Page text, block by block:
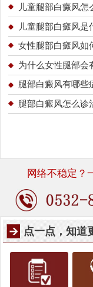
儿童腿部白癜风怎
儿童腿部白癜风是
女性腿部白癜风如
为什么女性腿部会
腿部白癜风有哪些
腿部白癜风怎么诊
网络不稳定？
点一点，知道